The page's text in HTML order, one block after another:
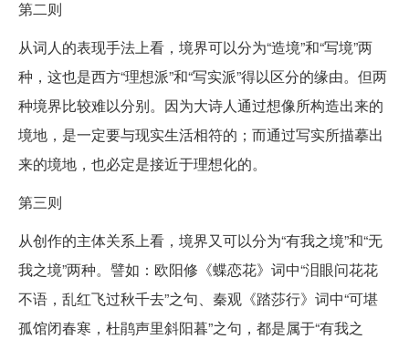
第二则
从词人的表现手法上看，境界可以分为“造境”和“写境”两
种，这也是西方“理想派”和“写实派”得以区分的缘由。但两
种境界比较难以分别。因为大诗人通过想像所构造出来的
境地，是一定要与现实生活相符的；而通过写实所描摹出
来的境地，也必定是接近于理想化的。
第三则
从创作的主体关系上看，境界又可以分为“有我之境”和“无
我之境”两种。譬如：欧阳修《蝶恋花》词中“泪眼问花花
不语，乱红飞过秋千去”之句、秦观《踏莎行》词中“可堪
孤馆闭春寒，杜鹃声里斜阳暮”之句，都是属于“有我之